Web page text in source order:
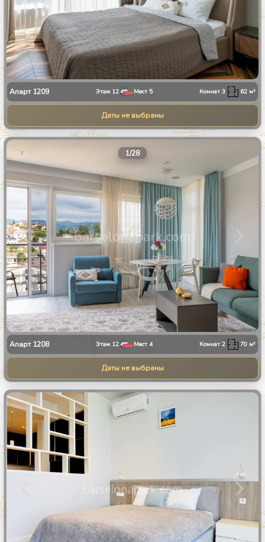
Апарт 1209 Этаж 12 Мест 5 Комнат3 62 м²
Даты не выбраны
1/28
Апарт 1208 Этаж 12 Мест 4 Комнат2 70 м²
Даты не выбраны